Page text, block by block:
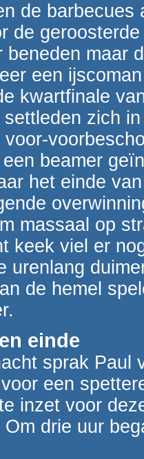
de
de
beneden maar
een
kwartfinale
settleden zich
beamer
het einde
massaal op
keek viel er
urenlang
de hemel
einde
sprak Paul
een
inzet voor
drie uur